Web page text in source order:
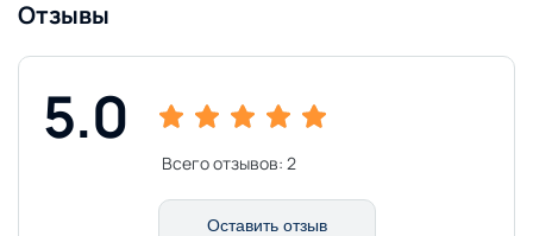
Отзывы
5.0
Всего отзывов: 2
Оставить отзыв